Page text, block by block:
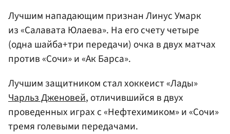
Лучшим нападающим признан Линус Умарк
из «Салавата Юлаева». На его счету четыре
(одна шайба+три передачи) очка в двух матчах
против «Сочи» и «Ак Барса».
Лучшим защитником стал хоккеист «Лады»
Чарльз Дженовей, отличившийся в двух
проведенных играх с «Нефтехимиком» и «Сочи»
тремя голевыми передачами.